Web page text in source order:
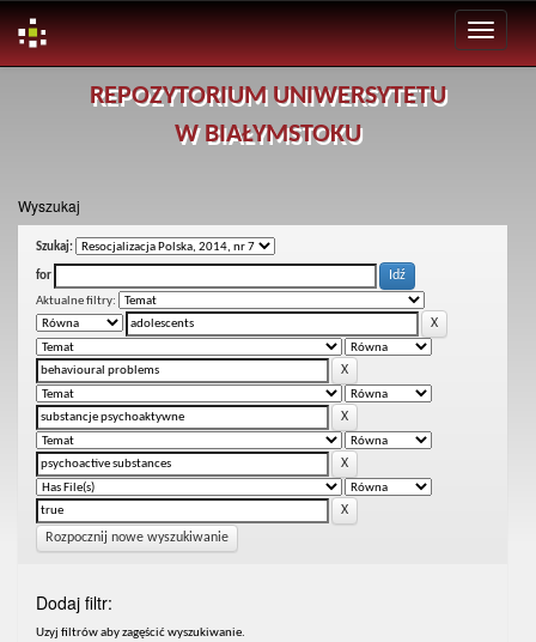
REPOZYTORIUM UNIWERSYTETU
W BIAŁYMSTOKU
Wyszukaj
Szukaj:
for
Aktualne filtry:
Rozpocznij nowe wyszukiwanie
Dodaj filtr:
Uzyj filtrów aby zagęścić wyszukiwanie.